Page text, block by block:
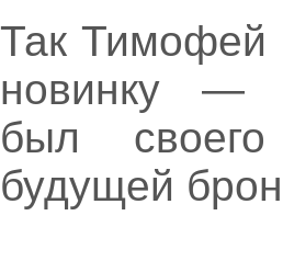
Так
новинку —
был
будущей